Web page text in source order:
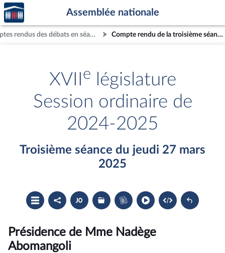
Aller au contenu
Aller en bas de la page
Accèder
à la
page
d'accueil
Assemblée nationale
Comptes rendus des débats en séance Compte rendu de la troisième séance du jeudi 27 mars 2025
XVII e
législature
Session ordinaire de
2024-2025
Troisième séance du jeudi 27 mars
2025
Ouvrir
le
sommaire
Partager
le
compte
Accéder
au
document
du
compte
rendu
Les
dossiers
législatifs
Accéder
au
cahier
Présidence de Mme Nadège
Abomangoli